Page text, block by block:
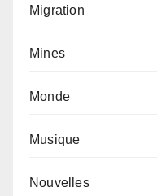
Migration
Mines
Monde
Musique
Nouvelles